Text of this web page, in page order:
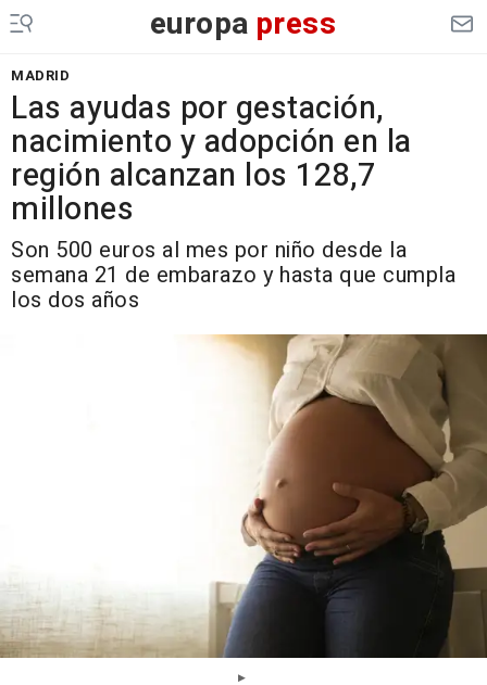
europa press
MADRID
Las ayudas por gestación,
nacimiento y adopción en la
región alcanzan los 128,7
millones
Son 500 euros al mes por niño desde la
semana 21 de embarazo y hasta que cumpla
los dos años